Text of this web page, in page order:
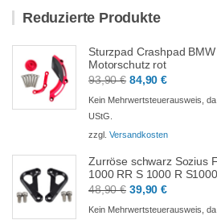
Reduzierte Produkte
Sturzpad Crashpad
Motorschutz rot
93,90€ Ursprünglicher
Preis
93,90 €
84,90€Aktueller
Preis
84,90 €.
Kein Mehrwertsteuerausweis,
UStG.
zzgl. Versandkosten
Zurröse schwarz Sozius
1000 RR S 1000 R
48,90€ Ursprünglicher
Preis
39,90€Aktueller
Preis
Kein Mehrwertsteuerausweis,